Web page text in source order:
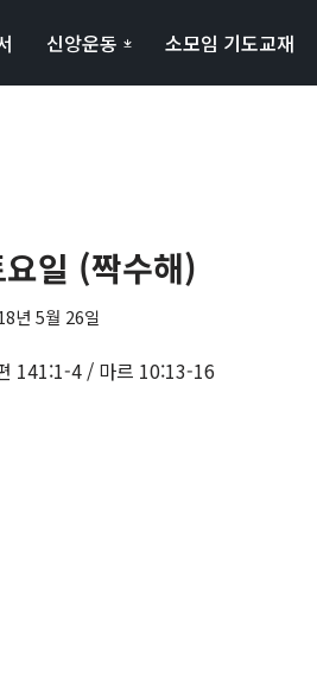
신앙운동 소모임 기도교재
일 (짝수해)
년 5월 26일
141:1-4 / 마르 10:13-16